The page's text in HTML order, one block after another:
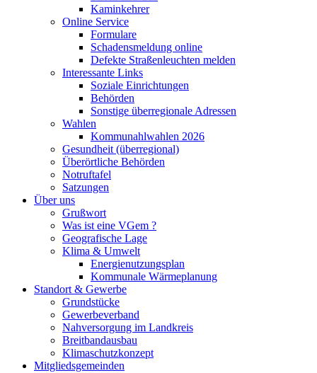
Kaminkehrer
Online Service
Formulare
Schadensmeldung online
Defekte Straßenleuchten melden
Interessante Links
Soziale Einrichtungen
Behörden
Sonstige überregionale Adressen
Wahlen
Kommunahlwahlen 2026
Gesundheit (überregional)
Überörtliche Behörden
Notruftafel
Satzungen
Über uns
Grußwort
Was ist eine VGem ?
Geografische Lage
Klima & Umwelt
Energienutzungsplan
Kommunale Wärmeplanung
Standort & Gewerbe
Grundstücke
Gewerbeverband
Nahversorgung im Landkreis
Breitbandausbau
Klimaschutzkonzept
Mitgliedsgemeinden